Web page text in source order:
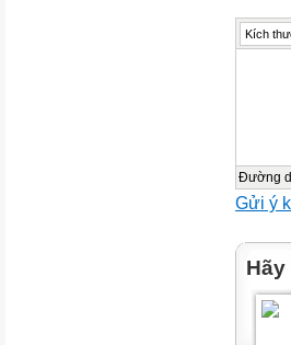
2.
Kích
Đường
Gửi ý